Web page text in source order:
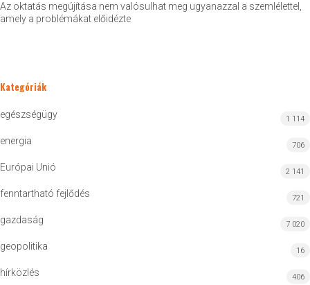
Az oktatás megújítása nem valósulhat meg ugyanazzal a szemlélettel,
amely a problémákat előidézte
Kategóriák
egészségügy 1 114
energia 706
Európai Unió 2 141
fenntartható fejlődés 721
gazdaság 7 020
geopolitika 16
hírközlés 406